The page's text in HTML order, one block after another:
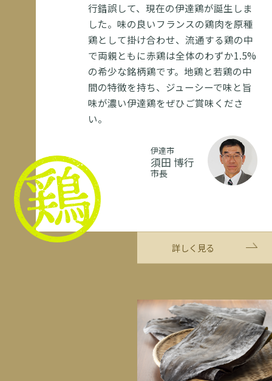
行錯誤して、現在の伊達鶏が誕生しま
した。味の良いフランスの鶏肉を原種
鶏として掛け合わせ、流通する鶏の中
で両親ともに赤鶏は全体のわずか1.5%
の希少な銘柄鶏です。地鶏と若鶏の中
間の特徴を持ち、ジューシーで味と旨
味が濃い伊達鶏をぜひご賞味くださ
い。
伊達市
須田 博行
市長
詳しく見る